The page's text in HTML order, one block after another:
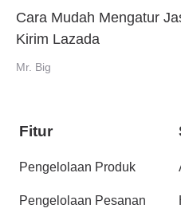
Cara Mudah Mengatur
Kirim Lazada
Mr. Big
Fitur
Pengelolaan Produk
Pengelolaan Pesanan